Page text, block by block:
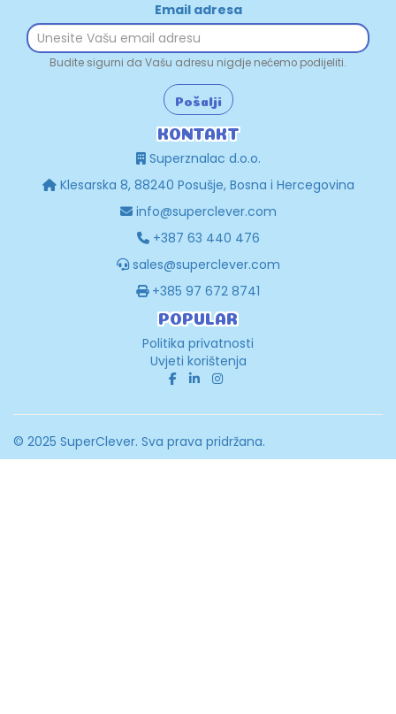
Email adresa
Budite sigurni da Vašu adresu nigdje nećemo podijeliti.
Pošalji
KONTAKT
Superznalac d.o.o.
Klesarska 8, 88240 Posušje, Bosna i Hercegovina
info@superclever.com
+387 63 440 476
sales@superclever.com
+385 97 672 8741
POPULAR
Politika privatnosti
Uvjeti korištenja
© 2025 SuperClever. Sva prava pridržana.